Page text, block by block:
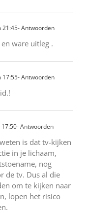
21:45- Antwoorden
ware uitleg .
17:55- Antwoorden
- Antwoorden
is dat tv-kijken
in je lichaam,
nog
de tv. Dus al die
om te kijken naar
lopen het risico